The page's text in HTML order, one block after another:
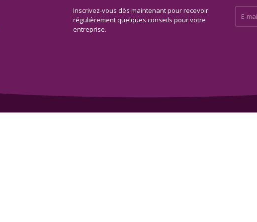
Inscrivez-vous dès maintenant pour recevoir
régulièrement quelques conseils pour votre
entreprise.